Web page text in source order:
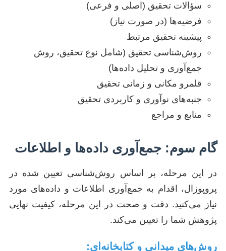
سؤالات تحقیق (اصلی و فرعی)
فرضیه‌ها (در صورت نیاز)
پیشینه تحقیق مرتبط
روش‌شناسی تحقیق (شامل نوع تحقیق، روش
جمع‌آوری و تحلیل داده‌ها)
قلمرو مکانی و زمانی تحقیق
جنبه‌های نوآوری و کاربردی تحقیق
منابع و مراجع
گام سوم: جمع‌آوری داده‌ها و اطلاعات
در این مرحله، بر اساس روش‌شناسی تعیین شده در
پروپوزال، اقدام به جمع‌آوری اطلاعات و داده‌های مورد
نیاز می‌کنید. دقت و صحت در این مرحله، کیفیت نهایی
پژوهش شما را تعیین می‌کند.
روش‌های میدانی و کتابخانه‌ای: